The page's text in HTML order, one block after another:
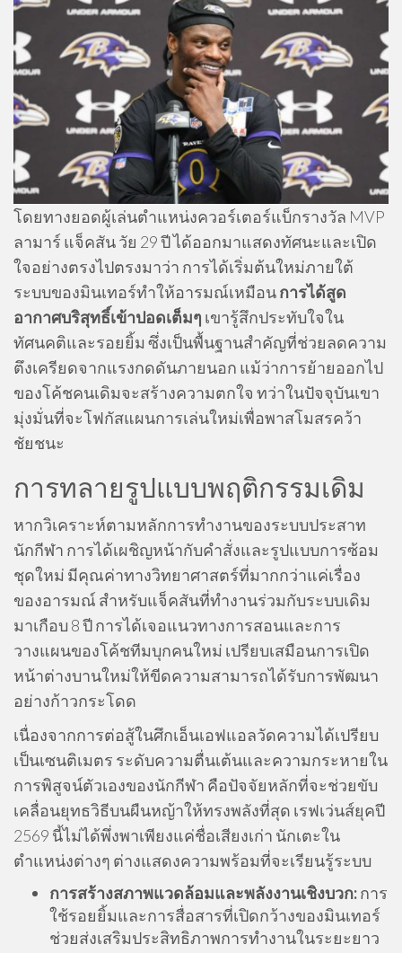
โดยทางยอดผู้เล่นตำแหน่งควอร์เตอร์แบ็กรางวัล MVP
ลามาร์ แจ็คสัน วัย 29 ปี ได้ออกมาแสดงทัศนะและเปิด
ใจอย่างตรงไปตรงมาว่า การได้เริ่มต้นใหม่ภายใต้
ระบบของมินเทอร์ทำให้อารมณ์เหมือนการได้สูด
อากาศบริสุทธิ์เข้าปอดเต็มๆ เขารู้สึกประทับใจใน
ทัศนคติและรอยยิ้ม ซึ่งเป็นพื้นฐานสำคัญที่ช่วยลดความ
ตึงเครียดจากแรงกดดันภายนอก แม้ว่าการย้ายออกไป
ของโค้ชคนเดิมจะสร้างความตกใจ ทว่าในปัจจุบันเขา
มุ่งมั่นที่จะโฟกัสแผนการเล่นใหม่เพื่อพาสโมสรคว้า
ชัยชนะ
การทลายรูปแบบพฤติกรรมเดิม
หากวิเคราะห์ตามหลักการทำงานของระบบประสาท
นักกีฬา การได้เผชิญหน้ากับคำสั่งและรูปแบบการซ้อม
ชุดใหม่ มีคุณค่าทางวิทยาศาสตร์ที่มากกว่าแค่เรื่อง
ของอารมณ์ สำหรับแจ็คสันที่ทำงานร่วมกับระบบเดิม
มาเกือบ 8 ปี การได้เจอแนวทางการสอนและการ
วางแผนของโค้ชทีมบุกคนใหม่ เปรียบเสมือนการเปิด
หน้าต่างบานใหม่ให้ขีดความสามารถได้รับการพัฒนา
อย่างก้าวกระโดด
เนื่องจากการต่อสู้ในศึกเอ็นเอฟแอลวัดความได้เปรียบ
เป็นเซนติเมตร ระดับความตื่นเต้นและความกระหายใน
การพิสูจน์ตัวเองของนักกีฬา คือปัจจัยหลักที่จะช่วยขับ
เคลื่อนยุทธวิธีบนผืนหญ้าให้ทรงพลังที่สุด เรฟเว่นส์ยุคปี
2569 นี้ไม่ได้พึ่งพาเพียงแค่ชื่อเสียงเก่า นักเตะใน
ตำแหน่งต่างๆ ต่างแสดงความพร้อมที่จะเรียนรู้ระบบ
การสร้างสภาพแวดล้อมและพลังงานเชิงบวก:การ
ใช้รอยยิ้มและการสื่อสารที่เปิดกว้างของมินเทอร์
ช่วยส่งเสริมประสิทธิภาพการทำงานในระยะยาว